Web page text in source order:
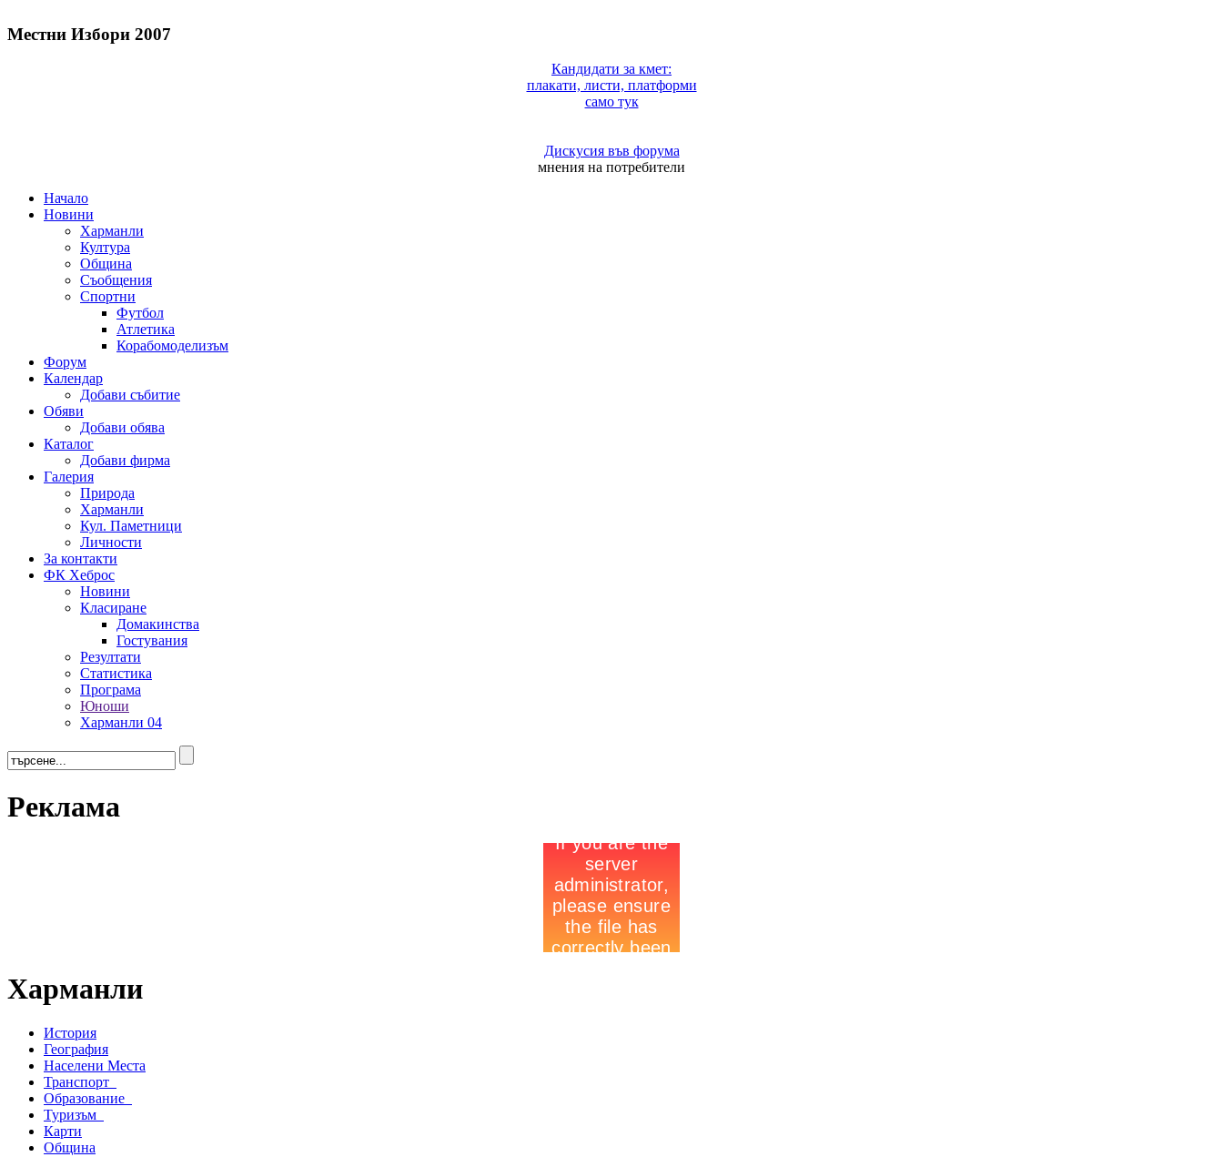
Местни Избори 2007
Кандидати за кмет:
плакати, листи, платформи
само тук
Дискусия във форума
мнения на потребители
Начало
Новини
Харманли
Култура
Община
Съобщения
Спортни
Футбол
Атлетика
Корабомоделизъм
Форум
Календар
Добави събитие
Обяви
Добави обява
Каталог
Добави фирма
Галерия
Природа
Харманли
Кул. Паметници
Личности
За контакти
ФК Хеброс
Новини
Класиране
Домакинства
Гостувания
Резултати
Статистика
Програма
Юноши
Харманли 04
Реклама
Харманли
История
География
Населени Места
Транспорт
Образование
Туризъм
Карти
Община